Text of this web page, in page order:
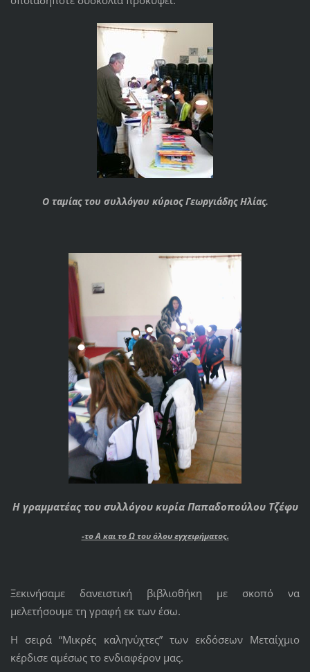
Ο ταμίας του συλλόγου κύριος Γεωργιάδης Ηλίας.
Η γραμματέας του συλλόγου κυρία Παπαδοπούλου Τζέφυ
-το Α και το Ω του όλου εγχειρήματος.
Ξεκινήσαμε δανειστική βιβλιοθήκη με σκοπό να
μελετήσουμε τη γραφή εκ των έσω.
Η σειρά “Μικρές καληνύχτες” των εκδόσεων Μεταίχμιο
κέρδισε αμέσως το ενδιαφέρον μας.